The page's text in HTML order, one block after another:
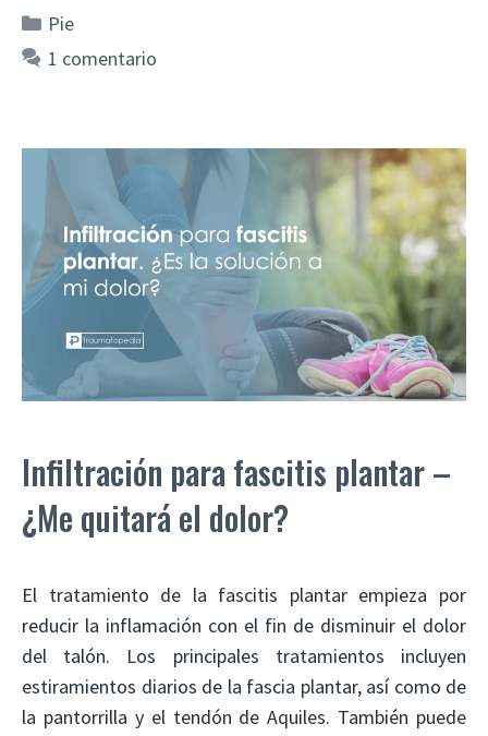
Categorías
Pie
1 comentario
Infiltración para fascitis plantar –
¿Me quitará el dolor?
El tratamiento de la fascitis plantar empieza por
reducir la inflamación con el fin de disminuir el dolor
del talón. Los principales tratamientos incluyen
estiramientos diarios de la fascia plantar, así como de
la pantorrilla y el tendón de Aquiles. También puede